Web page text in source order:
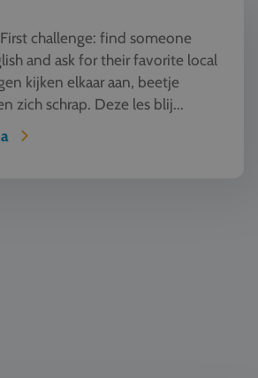
challenge: find someone
and ask for their favorite local
kijken elkaar aan, beetje
zich schrap. Deze les blij...